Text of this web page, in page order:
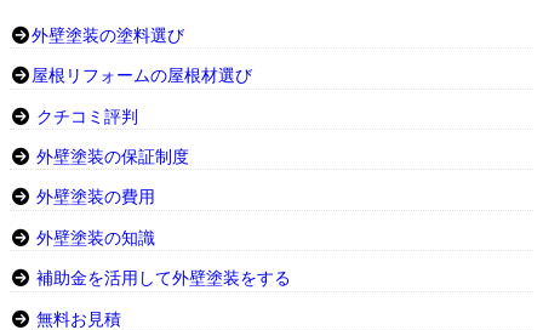
外壁塗装の塗料選び
屋根リフォームの屋根材選び
クチコミ評判
外壁塗装の保証制度
外壁塗装の費用
外壁塗装の知識
補助金を活用して外壁塗装をする
無料お見積